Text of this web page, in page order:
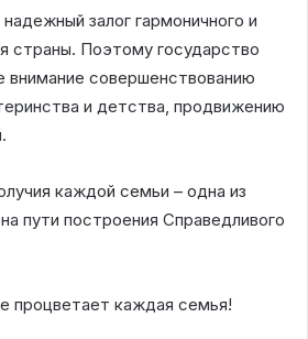
залог гармоничного и
страны. Поэтому государство
внимание совершенствованию
и детства, продвижению
каждой семьи – одна из
пути построения Справедливого
процветает каждая семья!